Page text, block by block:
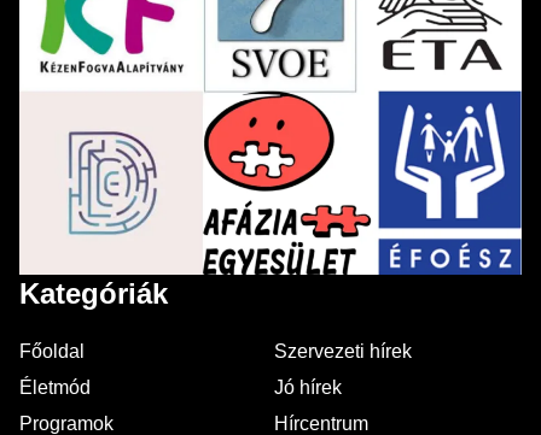
Kategóriák
Főoldal
Szervezeti hírek
Életmód
Jó hírek
Programok
Hírcentrum